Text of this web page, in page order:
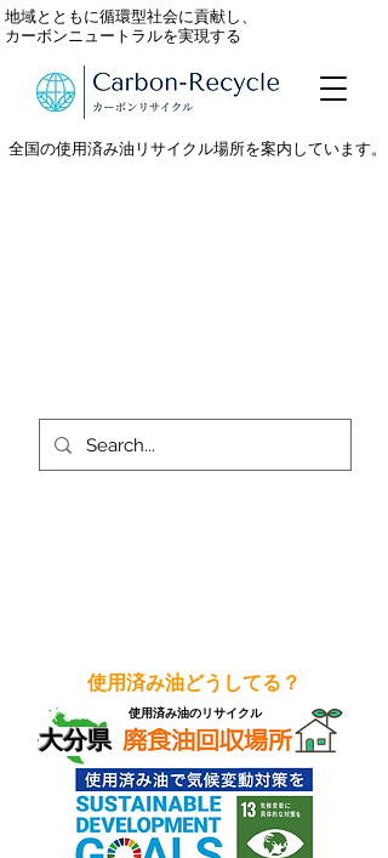
全国の使用済み油リサイクル場所を案内しています。
地域とともに循環型社会に貢献し、
カーボンニュートラルを実現する
使用済み油どうしてる？
使用済み油のリサイクル
大分県